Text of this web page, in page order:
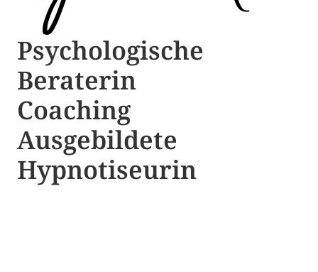
Psychologische ​​
Beraterin
Coaching
Ausgebildete​ ​
Hypnotiseurin